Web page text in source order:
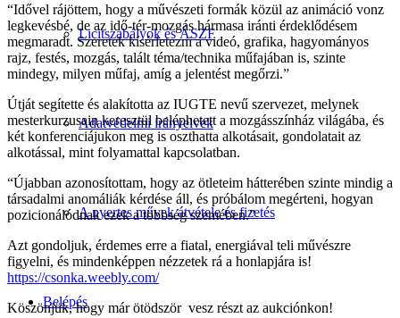
Licitszabályok és ÁSZF
Adatvédelmi irányelvek
A nyertes művek átvétele és fizetés
Belépés
“Idővel rájöttem, hogy a művészeti formák közül az animáció vonz
legkevésbé, de az idő-tér-mozgás hármasa iránti érdeklődésem
megmaradt. Szeretek kísérletezni a videó, grafika, hagyományos
rajz, festés, mozgás, talált téma/technika műfajában is, szinte
mindegy, milyen műfaj, amíg a jelentést megőrzi.”
Útját segítette és alakította az IUGTE nevű szervezet, melynek
mesterkurzusain keresztül beléphetett a mozgásszínház világába, és
két konferenciájukon meg is oszthatta alkotásait, gondolatait az
alkotással, mint folyamattal kapcsolatban.
“Újabban azonosítottam, hogy az ötleteim hátterében szinte mindig a
társadalmi anomáliák kérdése áll, és próbálom megérteni, hogyan
pozicionálódnak ezek a többség szemében.”
Azt gondoljuk, érdemes erre a fiatal, energiával teli művészre
figyelni, és mindenképpen nézzetek rá a honlapjára is!
https://csonka.weebly.com/
Köszönjük, hogy már ötödször vesz részt az aukciónkon!